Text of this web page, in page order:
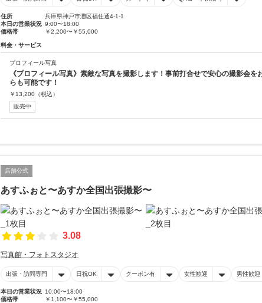
住所
兵庫県神戸市灘区福住通4-1-1
本日の営業状況 9:00〜18:00
価格帯
￥2,200〜￥55,000
料金・サービス
プロフィール写真
《プロフィール写真》素敵な写真を撮影します！事前打合せで安心の撮影会
らも可能です！
￥ 13,200 （税込）
販売中
店舗公式
あすふぉと〜あすか全国出張撮影〜
3.08
写真館・フォトスタジオ
出張・訪問専門 日祝OK クーポン有 女性歓迎 男性歓迎
本日の営業状況 10:00〜18:00
価格帯
￥1,100〜￥55,000